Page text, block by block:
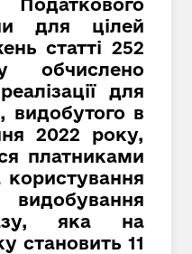
для цілей
статті 252
обчислено
для
видобутого в
2022 року,
платниками
користування
яка на
становить 11